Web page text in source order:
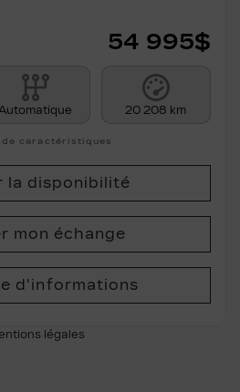
54 995$
20 208 km
de caractéristiques
la disponibilité
mon échange
d'informations
légales